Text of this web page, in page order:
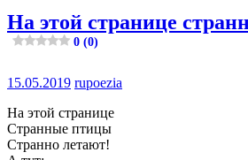
На этой странице
0 (0)
15.05.2019 rupoezia
На этой странице
Странные птицы
Странно летают!